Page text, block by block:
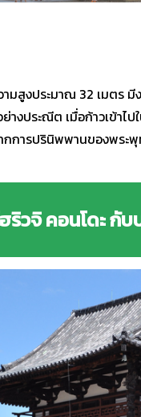
มสูงประมาณ 32 เมตร
างประณีต เมื่อก้าวเข้าไ
การปรินิพพานของพระพุ
ริวจิ คอนโดะ กั